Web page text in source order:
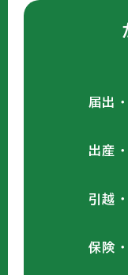
届出
出産
引越
保険